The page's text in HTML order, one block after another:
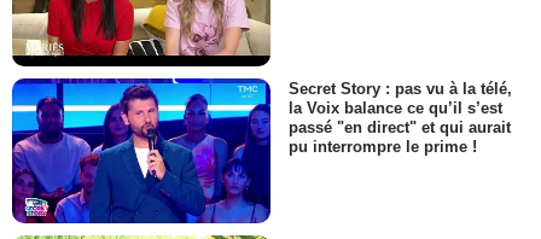
Secret Story : pas vu à la télé,
la Voix balance ce qu’il s’est
passé "en direct" et qui aurait
pu interrompre le prime !